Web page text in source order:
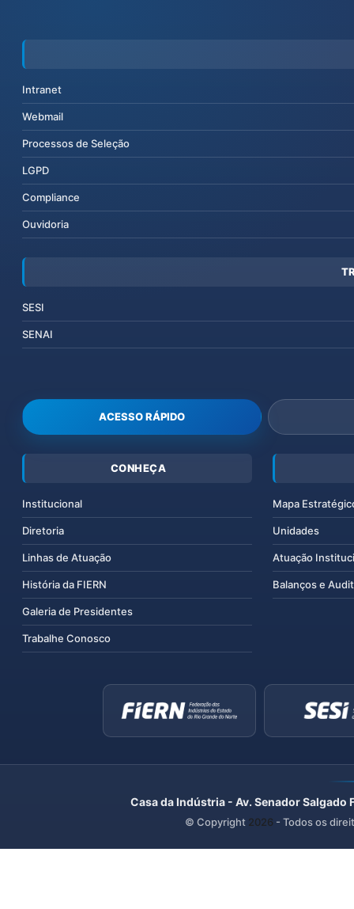
Intranet
Webmail
Processos de Seleção
LGPD
Compliance
Ouvidoria
SESI
SENAI
ACESSO RÁPIDO
CONHEÇA
Institucional
Diretoria
Linhas de Atuação
História da FIERN
Galeria de Presidentes
Trabalhe Conosco
Mapa
Unidades
Atuação
Balanços e
Casa da Indústria - Av. Senador
© Copyright 2026 - Todos os